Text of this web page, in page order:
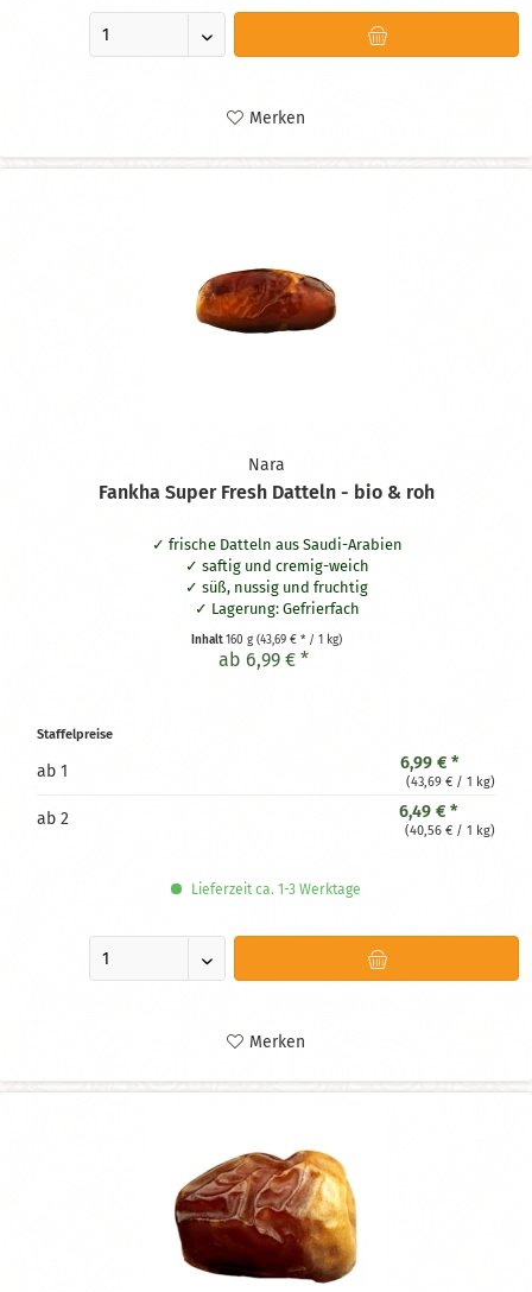
Merken
Nara
Fankha Super Fresh Datteln - bio & roh
frische Datteln aus Saudi-Arabien
saftig und cremig-weich
süß, nussig und fruchtig
Lagerung: Gefrierfach
Inhalt160 g (43,69 € * / 1 kg)
ab 6,99 € *
Staffelpreise
ab 1 6,99 € *
(43,69 € / 1 kg)
ab 2 6,49 € *
(40,56 € / 1 kg)
Lieferzeit ca. 1-3 Werktage
Merken